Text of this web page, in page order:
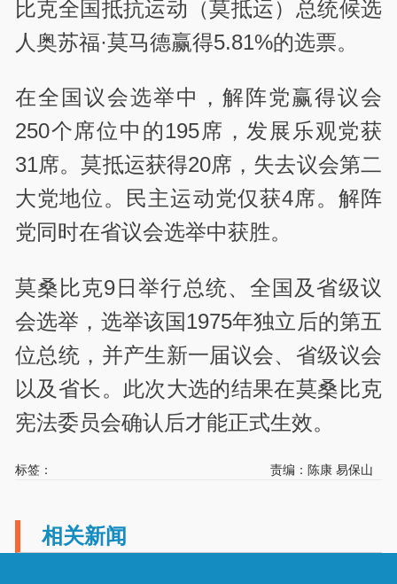
比克全国抵抗运动（莫抵运）总统候选
人奥苏福·莫马德赢得5.81%的选票。
在全国议会选举中，解阵党赢得议会
250个席位中的195席，发展乐观党获
31席。莫抵运获得20席，失去议会第二
大党地位。民主运动党仅获4席。解阵
党同时在省议会选举中获胜。
莫桑比克9日举行总统、全国及省级议
会选举，选举该国1975年独立后的第五
位总统，并产生新一届议会、省级议会
以及省长。此次大选的结果在莫桑比克
宪法委员会确认后才能正式生效。
标签： 责编：陈康 易保山
相关新闻